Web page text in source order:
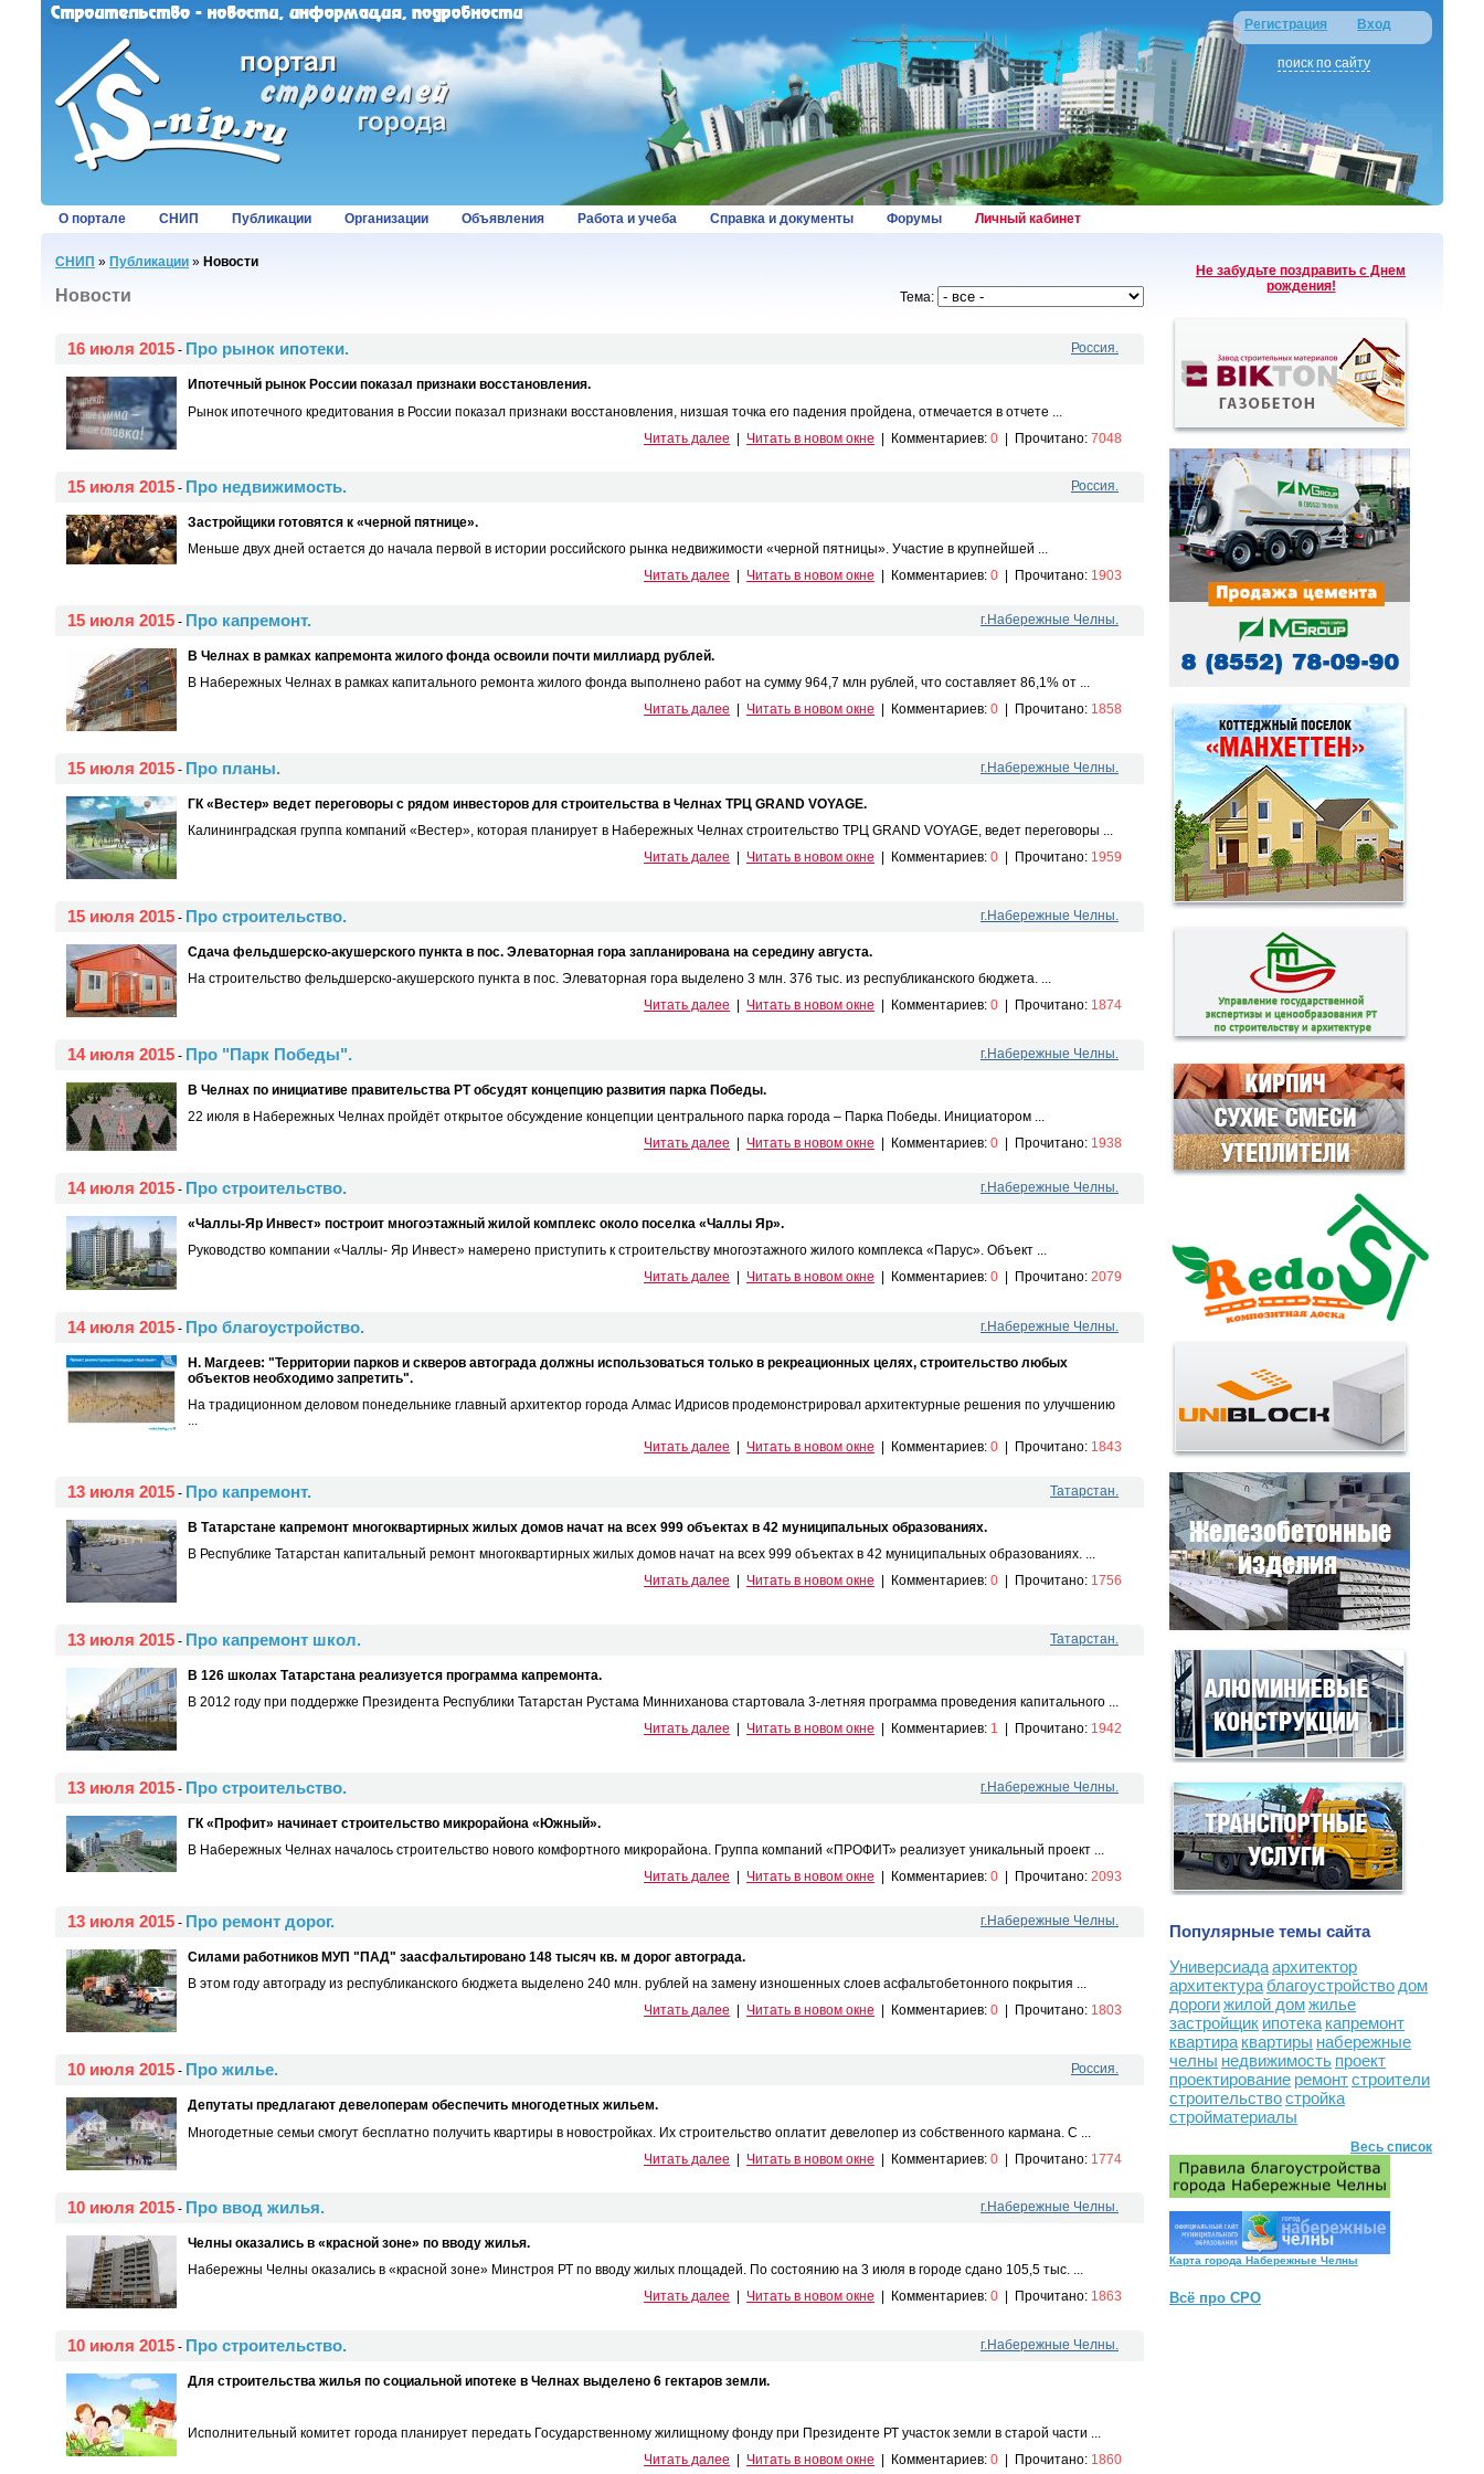
Регистрация Вход
поиск по сайту
О портале СНИП Публикации Организации Объявления Работа и учеба Справка и документы Форумы Личный кабинет
СНИП » Публикации » Новости
Новости Тема:
16 июля 2015 - Про рынок ипотеки. Россия.
Ипотечный рынок России показал признаки восстановления.
Рынок ипотечного кредитования в России показал признаки восстановления, низшая точка его падения пройдена, отмечается в отчете ...
Читать далее
Читать в новом окне Комментариев: 0 Прочитано: 7048
15 июля 2015 - Про недвижимость. Россия.
Застройщики готовятся к «черной пятнице».
Меньше двух дней остается до начала первой в истории российского рынка недвижимости «черной пятницы». Участие в крупнейшей ...
Читать далее
Читать в новом окне Комментариев: 0 Прочитано: 1903
15 июля 2015 - Про капремонт. г.Набережные Челны.
В Челнах в рамках капремонта жилого фонда освоили почти миллиард рублей.
В Набережных Челнах в рамках капитального ремонта жилого фонда выполнено работ на сумму 964,7 млн рублей, что составляет 86,1% от ...
Читать далее
Читать в новом окне Комментариев: 0 Прочитано: 1858
15 июля 2015 - Про планы. г.Набережные Челны.
ГК «Вестер» ведет переговоры с рядом инвесторов для строительства в Челнах ТРЦ GRAND VOYAGE.
Калининградская группа компаний «Вестер», которая планирует в Набережных Челнах строительство ТРЦ GRAND VOYAGE, ведет переговоры ...
Читать далее
Читать в новом окне Комментариев: 0 Прочитано: 1959
15 июля 2015 - Про строительство. г.Набережные Челны.
Сдача фельдшерско-акушерского пункта в пос. Элеваторная гора запланирована на середину августа.
На строительство фельдшерско-акушерского пункта в пос. Элеваторная гора выделено 3 млн. 376 тыс. из республиканского бюджета. ...
Читать далее
Читать в новом окне Комментариев: 0 Прочитано: 1874
14 июля 2015 - Про "Парк Победы". г.Набережные Челны.
В Челнах по инициативе правительства РТ обсудят концепцию развития парка Победы.
22 июля в Набережных Челнах пройдёт открытое обсуждение концепции центрального парка города – Парка Победы. Инициатором ...
Читать далее
Читать в новом окне Комментариев: 0 Прочитано: 1938
14 июля 2015 - Про строительство. г.Набережные Челны.
«Чаллы-Яр Инвест» построит многоэтажный жилой комплекс около поселка «Чаллы Яр».
Руководство компании «Чаллы- Яр Инвест» намерено приступить к строительству многоэтажного жилого комплекса «Парус». Объект ...
Читать далее
Читать в новом окне Комментариев: 0 Прочитано: 2079
14 июля 2015 - Про благоустройство. г.Набережные Челны.
Н. Магдеев: "Территории парков и скверов автограда должны использоваться только в рекреационных целях, строительство любых
объектов необходимо запретить".
На традиционном деловом понедельнике главный архитектор города Алмас Идрисов продемонстрировал архитектурные решения по улучшению
...
Читать далее
Читать в новом окне Комментариев: 0 Прочитано: 1843
13 июля 2015 - Про капремонт. Татарстан.
В Татарстане капремонт многоквартирных жилых домов начат на всех 999 объектах в 42 муниципальных образованиях.
В Республике Татарстан капитальный ремонт многоквартирных жилых домов начат на всех 999 объектах в 42 муниципальных образованиях. ...
Читать далее
Читать в новом окне Комментариев: 0 Прочитано: 1756
13 июля 2015 - Про капремонт школ. Татарстан.
В 126 школах Татарстана реализуется программа капремонта.
В 2012 году при поддержке Президента Республики Татарстан Рустама Минниханова стартовала 3-летняя программа проведения капитального ...
Читать далее
Читать в новом окне Комментариев: 1 Прочитано: 1942
13 июля 2015 - Про строительство. г.Набережные Челны.
ГК «Профит» начинает строительство микрорайона «Южный».
В Набережных Челнах началось строительство нового комфортного микрорайона. Группа компаний «ПРОФИТ» реализует уникальный проект ...
Читать далее
Читать в новом окне Комментариев: 0 Прочитано: 2093
13 июля 2015 - Про ремонт дорог. г.Набережные Челны.
Силами работников МУП "ПАД" заасфальтировано 148 тысяч кв. м дорог автограда.
В этом году автограду из республиканского бюджета выделено 240 млн. рублей на замену изношенных слоев асфальтобетонного покрытия ...
Читать далее
Читать в новом окне Комментариев: 0 Прочитано: 1803
10 июля 2015 - Про жилье. Россия.
Депутаты предлагают девелоперам обеспечить многодетных жильем.
Многодетные семьи смогут бесплатно получить квартиры в новостройках. Их строительство оплатит девелопер из собственного кармана. С ...
Читать далее
Читать в новом окне Комментариев: 0 Прочитано: 1774
10 июля 2015 - Про ввод жилья. г.Набережные Челны.
Челны оказались в «красной зоне» по вводу жилья.
Набережны Челны оказались в «красной зоне» Минстроя РТ по вводу жилых площадей. По состоянию на 3 июля в городе сдано 105,5 тыс. ...
Читать далее
Читать в новом окне Комментариев: 0 Прочитано: 1863
10 июля 2015 - Про строительство. г.Набережные Челны.
Для строительства жилья по социальной ипотеке в Челнах выделено 6 гектаров земли.
Исполнительный комитет города планирует передать Государственному жилищному фонду при Президенте РТ участок земли в старой части ...
Читать далее | Читать в новом окне | Комментариев: 0 | Прочитано: 1860
Не забудьте поздравить с Днем
рождения!
Популярные темы сайта
Универсиадаархитектор
архитектура благоустройство дом
дорогижилой домжилье
застройщик ипотека капремонт
квартира квартиры набережные
челны недвижимость проект
проектирование ремонтстроители
строительствостройка
стройматериалы
Весь список
Карта города Набережные Челны
Всё про СРО